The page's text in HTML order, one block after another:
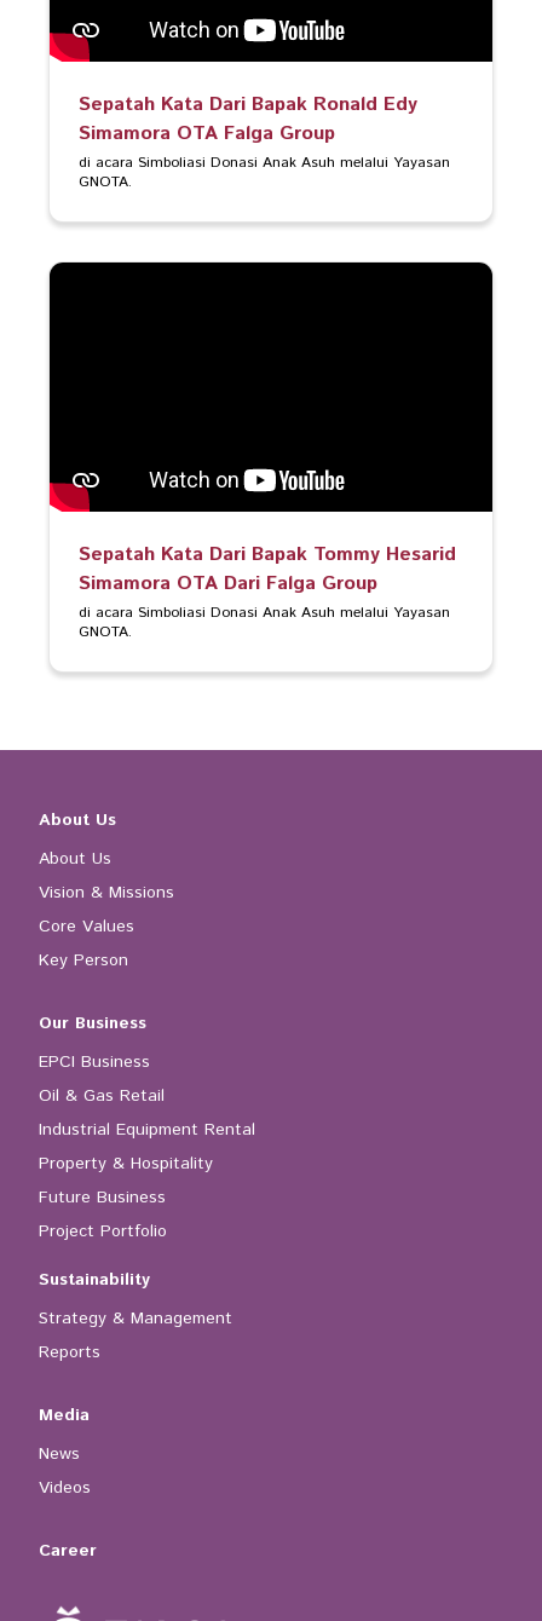
Sepatah Kata Dari Bapak Ronald Edy
Simamora OTA Falga Group
di acara Simboliasi Donasi Anak Asuh melalui Yayasan
GNOTA.
Sepatah Kata Dari Bapak Tommy Hesarid
Simamora OTA Dari Falga Group
di acara Simboliasi Donasi Anak Asuh melalui Yayasan
GNOTA.
About Us
About Us
Vision & Missions
Core Values
Key Person
Our Business
EPCI Business
Oil & Gas Retail
Industrial Equipment Rental
Property & Hospitality
Future Business
Project Portfolio
Sustainability
Strategy & Management
Reports
Media
News
Videos
Career